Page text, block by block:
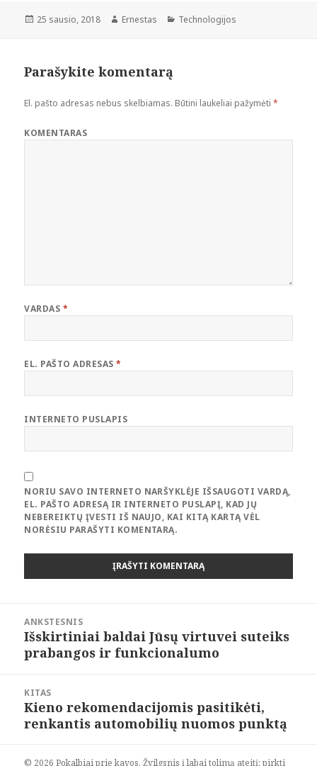
Paskelbta
25 sausio, 2018 Autorius
Ernestas Kategorijos
Technologijos
Parašykite komentarą
El. pašto adresas nebus skelbiamas. Būtini laukeliai pažymėti*
KOMENTARAS
VARDAS *
EL. PAŠTO ADRESAS*
INTERNETO PUSLAPIS
NORIU SAVO INTERNETO NARŠYKLĖJE IŠSAUGOTI VARDĄ,
EL. PAŠTO ADRESĄ IR INTERNETO PUSLAPĮ, KAD JŲ
NEBEREIKTŲ ĮVESTI IŠ NAUJO, KAI KITĄ KARTĄ VĖL
NORĖSIU PARAŠYTI KOMENTARĄ.
įrašų
ANKSTESNIS
Ankstesnis
įrašas:
Išskirtiniai baldai Jūsų virtuvei suteiks
prabangos ir funkcionalumo
KITAS
Paskesnis
įrašas:
Kieno rekomendacijomis pasitikėti,
renkantis automobilių nuomos punktą
© 2026 Pokalbiai prie kavos. Žvilgsnis į labai tolimą ateitį: pirkti